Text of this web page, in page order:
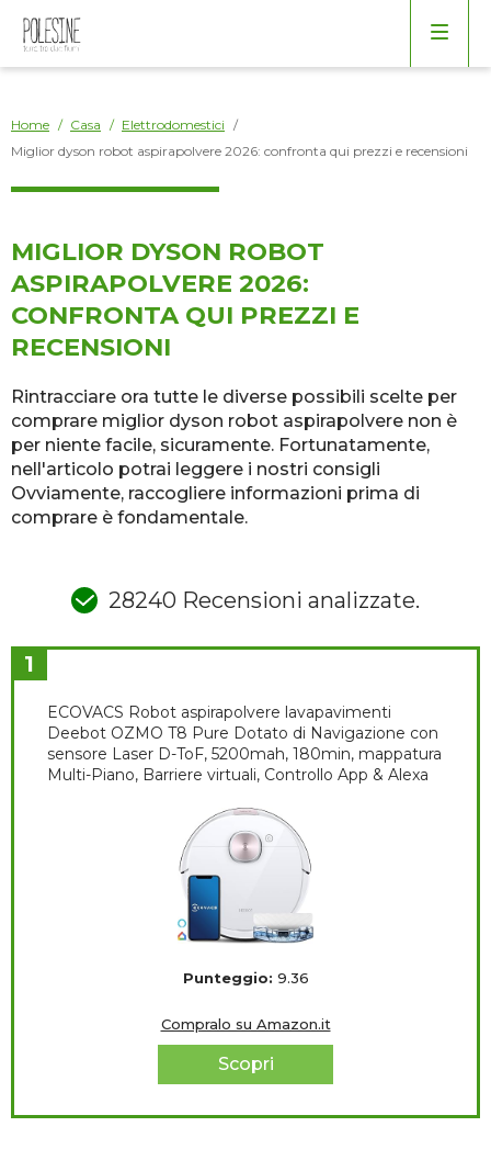
Borse
Arredo
Giardino
Varie
Home / Casa / Elettrodomestici /
Miglior dyson robot aspirapolvere 2026: confronta qui prezzi e recensioni
MIGLIOR DYSON ROBOT
ASPIRAPOLVERE 2026:
CONFRONTA QUI PREZZI E
RECENSIONI
Rintracciare ora tutte le diverse possibili scelte per
comprare miglior dyson robot aspirapolvere non è
per niente facile, sicuramente. Fortunatamente,
nell'articolo potrai leggere i nostri consigli
Ovviamente, raccogliere informazioni prima di
comprare è fondamentale.
28240 Recensioni analizzate.
1
ECOVACS Robot aspirapolvere lavapavimenti
Deebot OZMO T8 Pure Dotato di Navigazione con
sensore Laser D-ToF, 5200mah, 180min, mappatura
Multi-Piano, Barriere virtuali, Controllo App & Alexa
Punteggio: 9.36
Compralo su Amazon.it
Scopri